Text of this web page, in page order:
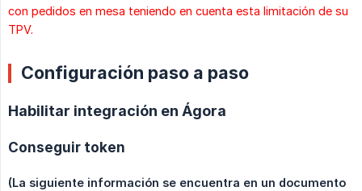
con pedidos en mesa teniendo en cuenta esta limitación de su
TPV.
Configuración paso a paso
Habilitar integración en Ágora
Conseguir token
(La siguiente información se encuentra en un documento